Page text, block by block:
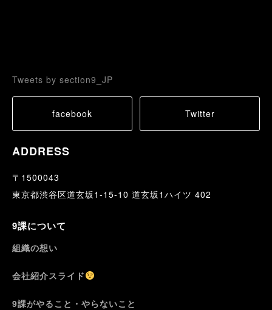
ADDRESS
〒1500043
東京都渋谷区道玄坂1-15-10 道玄坂1ハイツ 402
9課について
組織の想い
会社紹介スライド
9課がやること・やらないこと
Tweets by section9_JP
facebook Twitter